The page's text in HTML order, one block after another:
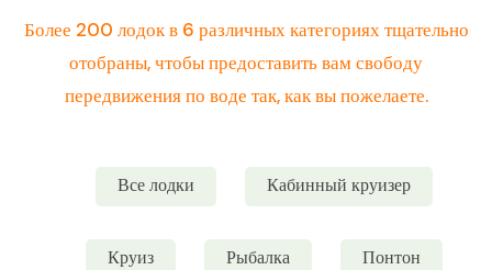
Более 200 лодок в 6 различных категориях тщательно
отобраны, чтобы предоставить вам свободу
передвижения по воде так, как вы пожелаете.
Все лодки Кабинный круизер
Круиз Рыбалка Понтон